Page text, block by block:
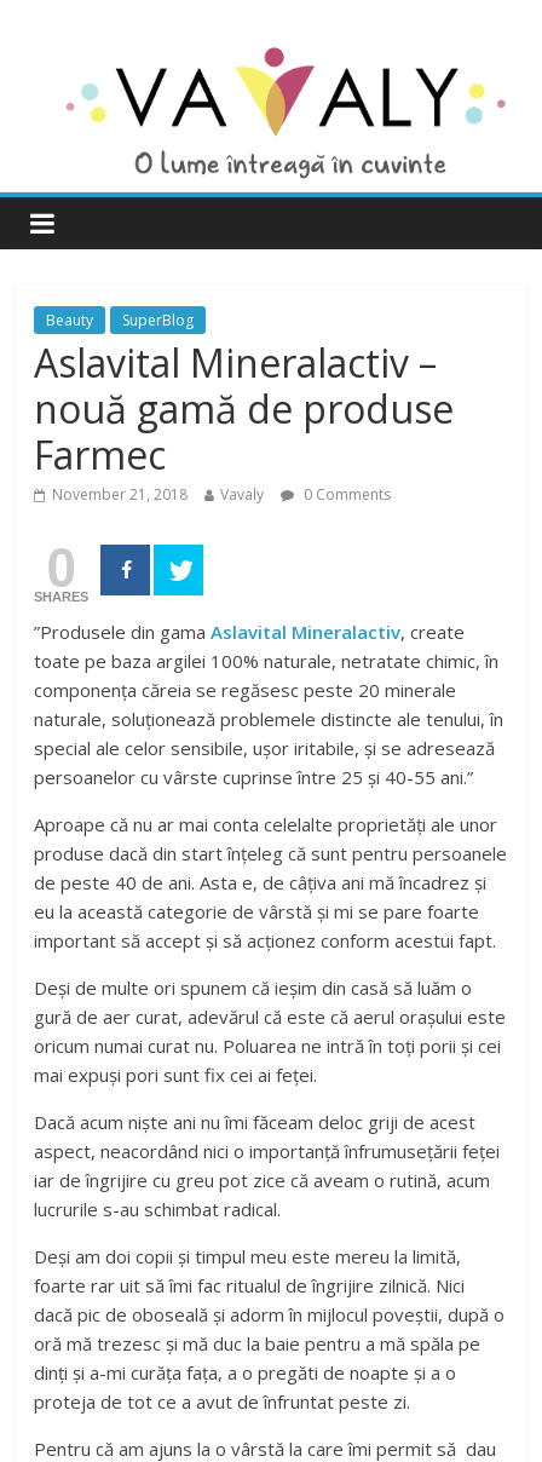
Beauty SuperBlog
Aslavital Mineralactiv –
nouă gamă de produse
Farmec
November 21, 2018 Vavaly 0 Comments
0
SHARES
”Produsele din gamaAslavital Mineralactiv, create
toate pe baza argilei 100% naturale, netratate chimic, în
componența căreia se regăsesc peste 20 minerale
naturale, soluționează problemele distincte ale tenului, în
special ale celor sensibile, ușor iritabile, și se adresează
persoanelor cu vârste cuprinse între 25 și 40-55 ani.”
Aproape că nu ar mai conta celelalte proprietăți ale unor
produse dacă din start înțeleg că sunt pentru persoanele
de peste 40 de ani. Asta e, de câțiva ani mă încadrez și
eu la această categorie de vârstă și mi se pare foarte
important să accept și să acționez conform acestui fapt.
Deși de multe ori spunem că ieșim din casă să luăm o
gură de aer curat, adevărul că este că aerul orașului este
oricum numai curat nu. Poluarea ne intră în toți porii și cei
mai expuși pori sunt fix cei ai feței.
Dacă acum niște ani nu îmi făceam deloc griji de acest
aspect, neacordând nici o importanță înfrumusețării feței
iar de îngrijire cu greu pot zice că aveam o rutină, acum
lucrurile s-au schimbat radical.
Deși am doi copii și timpul meu este mereu la limită,
foarte rar uit să îmi fac ritualul de îngrijire zilnică. Nici
dacă pic de oboseală și adorm în mijlocul poveștii, după o
oră mă trezesc și mă duc la baie pentru a mă spăla pe
dinți și a-mi curăța fața, a o pregăti de noapte și a o
proteja de tot ce a avut de înfruntat peste zi.
Pentru că am ajuns la o vârstă la care îmi permit să dau